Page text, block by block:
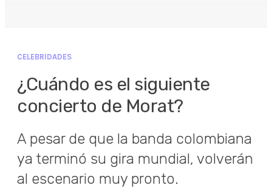
CELEBRIDADES
¿Cuándo es el siguiente
concierto de Morat?
A pesar de que la banda colombiana
ya terminó su gira mundial, volverán
al escenario muy pronto.